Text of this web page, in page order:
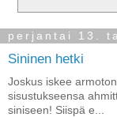
perjantai 13.
Sininen hetki
Joskus iskee
sisustukseensa
siniseen! Siispä e...